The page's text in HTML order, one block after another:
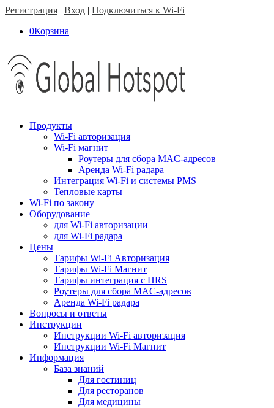
Регистрация | Вход | Подключиться к Wi-Fi
0Корзина
Продукты
Wi-Fi авторизация
Wi-Fi магнит
Роутеры для сбора MAC-адресов
Аренда Wi-Fi радара
Интеграция Wi-Fi и системы PMS
Тепловые карты
Wi-Fi по закону
Оборудование
для Wi-Fi авторизации
для Wi-Fi радара
Цены
Тарифы Wi-Fi Авторизация
Тарифы Wi-Fi Магнит
Тарифы интеграция с HRS
Роутеры для сбора MAC-адресов
Аренда Wi-Fi радара
Вопросы и ответы
Инструкции
Инструкции Wi-Fi авторизация
Инструкции Wi-Fi Магнит
Информация
База знаний
Для гостиниц
Для ресторанов
Для медицины